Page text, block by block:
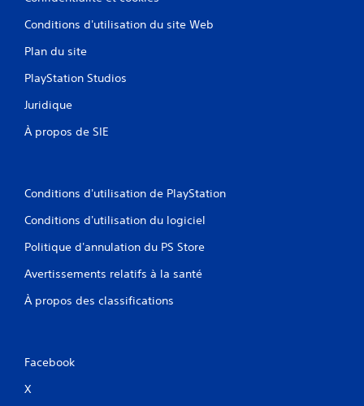
Conditions d'utilisation du site Web
Plan du site
PlayStation Studios
Juridique
À propos de SIE
Conditions d'utilisation de PlayStation
Conditions d'utilisation du logiciel
Politique d'annulation du PS Store
Avertissements relatifs à la santé
À propos des classifications
Facebook
X